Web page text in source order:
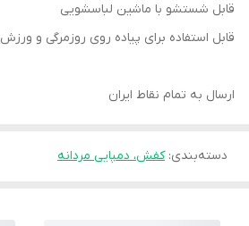
قابل شستشو با ماشین لباسشویی
قابل استفاده برای پیاده روی روزمرگی و ورزش
ارسال به تمام نقاط ایران
دسته‌بندی:کفش، دمپایی مردانه